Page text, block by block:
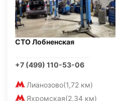
СТО Лобненская
+7 (499) 110-53-06
Лианозово(1,72 км)
Яхромская(2,34 км)